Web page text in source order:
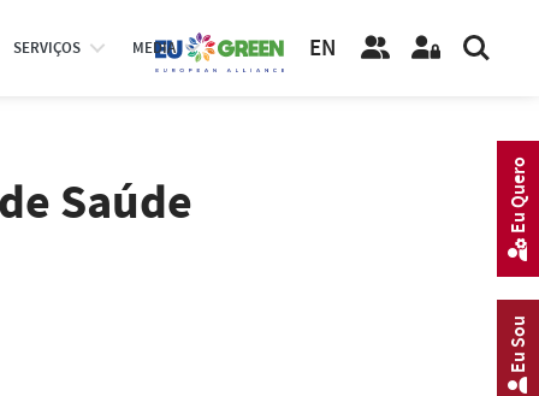
SERVIÇOS MEDIA EN
Saúde
Eu Sou
Eu Quero